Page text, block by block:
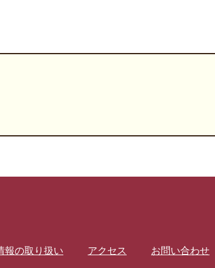
報の取り扱い アクセス お問い合わせ